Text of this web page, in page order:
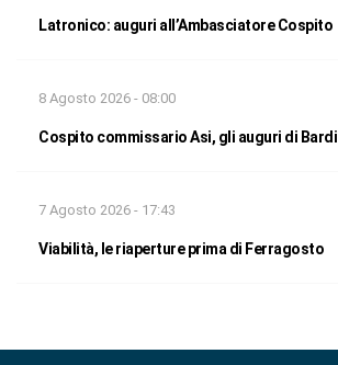
Latronico: auguri all’Ambasciatore Cospito
8 Agosto 2026 - 08:00
Cospito commissario Asi, gli auguri di Bardi
7 Agosto 2026 - 17:43
Viabilità, le riaperture prima di Ferragosto